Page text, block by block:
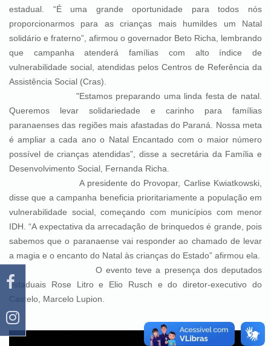
estadual. “É uma grande oportunidade para todos nós
proporcionarmos para as crianças mais humildes um Natal
solidário e fraterno”, afirmou o governador Beto Richa, lembrando
que campanha atenderá famílias com alto índice de
vulnerabilidade social, atendidas pelos Centros de Referência da
Assistência Social (Cras).
"Estamos preparando uma linda festa de natal.
Queremos levar solidariedade e carinho para famílias
paranaenses das regiões mais afastadas do Paraná. Nossa meta
é ampliar a cada ano o Natal Encantado com o maior número
possível de crianças atendidas”, disse a secretária da Família e
Desenvolvimento Social, Fernanda Richa.
A presidente do Provopar, Carlise Kwiatkowski,
disse que a campanha beneficia prioritariamente a população em
vulnerabilidade social, começando com municípios com menor
IDH. “A expectativa da arrecadação de brinquedos é grande, pois
sabemos que o paranaense vai responder ao chamado de levar
a magia e o encanto do Natal às crianças do Estado” afirmou ela.
O evento teve a presença dos deputados
estaduais Rose Litro e Elio Rusch e do diretor-executivo do
Castelo, Marcelo Lupion.